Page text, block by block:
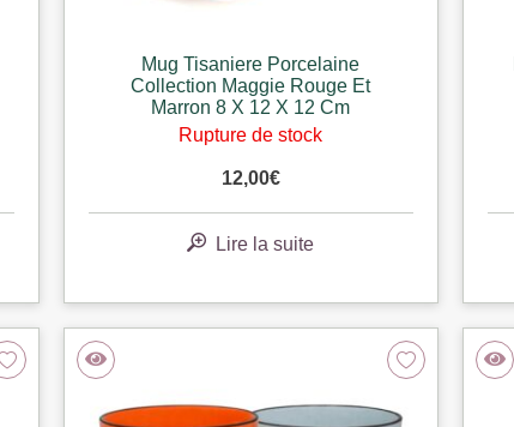
Mug Tisaniere Porcelaine
Collection Maggie Rouge Et
Marron 8 X 12 X 12 Cm
Rupture de stock
12,00€
Lire la suite